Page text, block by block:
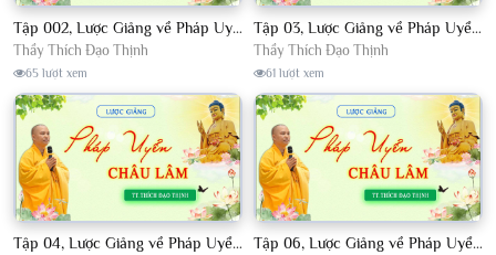
Tập 002, Lược Giảng về Pháp Uyển Châu Lâm, Chủ giảng TT. Thích Đạo Thịnh
Thầy Thích Đạo Thịnh
65 lượt xem
Tập 03, Lược Giảng về Pháp Uyển Châu Lâm, Chủ giảng TT Thích Đạo Thịnh
Thầy Thích Đạo Thịnh
61 lượt xem
Tập 04, Lược Giảng về Pháp Uyển Châu Lâm, Chủ giảng TT. Thích Đạo Thịnh Tập 06, Lược Giảng về Pháp Uyển Châu Lâm, Chủ giảng TT. Thích Đạo Thịnh